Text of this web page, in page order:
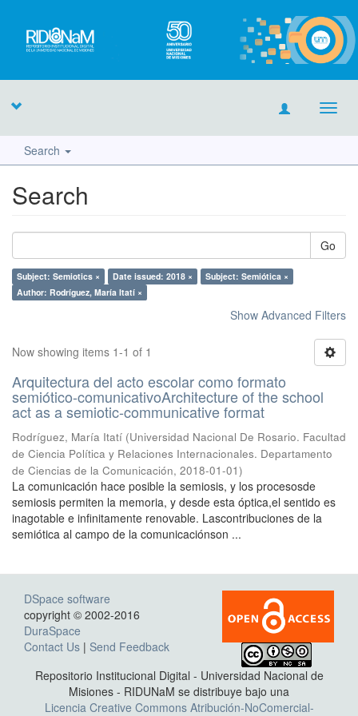
Search
Search
Go
Subject: Semiotics × Date issued: 2018 ×
Subject: Semiótica ×
Author: Rodríguez, María Itatí ×
Show Advanced Filters
Now showing items 1-1 of 1
Arquitectura del acto escolar como formato
semiótico-comunicativoArchitecture of the school
act as a semiotic-communicative format
Rodríguez, María Itatí (Universidad Nacional De Rosario. Facultad
de Ciencia Política y Relaciones Internacionales. Departamento
de Ciencias de la Comunicación, 2018-01-01)
La comunicación hace posible la semiosis, y los procesosde
semiosis permiten la memoria, y desde esta óptica,el sentido es
inagotable e infinitamente renovable. Lascontribuciones de la
semiótica al campo de la comunicaciónson ...
DSpace software
copyright © 2002-2016
DuraSpace
Contact Us | Send Feedback
Repositorio Institucional Digital - Universidad Nacional de
Misiones - RIDUNaM se distribuye bajo una
Licencia Creative Commons Atribución-NoComercial-